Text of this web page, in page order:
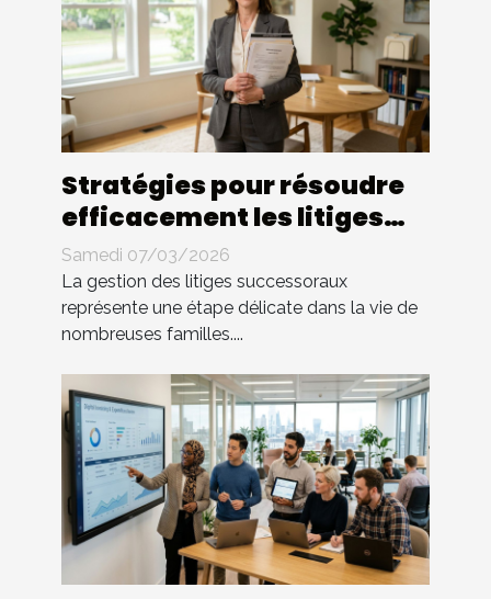
Stratégies pour résoudre
efficacement les litiges
successoraux
Samedi 07/03/2026
La gestion des litiges successoraux
représente une étape délicate dans la vie de
nombreuses familles....